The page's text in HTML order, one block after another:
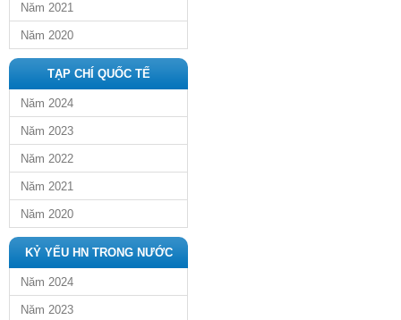
Năm 2021
Năm 2020
TẠP CHÍ QUỐC TẾ
Năm 2024
Năm 2023
Năm 2022
Năm 2021
Năm 2020
KỶ YẾU HN TRONG NƯỚC
Năm 2024
Năm 2023